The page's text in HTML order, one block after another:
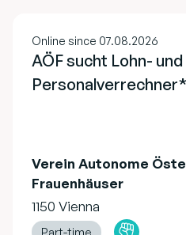
Online since 07.08.2026
AÖF sucht Lohn- und
Verein Autonome
Frauenhäuser
1150 Vienna
Part-time